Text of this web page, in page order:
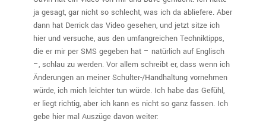
ja gesagt, gar nicht so schlecht, was ich da abliefere. Aber
dann hat Derrick das Video gesehen, und jetzt sitze ich
hier und versuche, aus den umfangreichen Techniktipps,
die er mir per SMS gegeben hat – natürlich auf Englisch
–, schlau zu werden. Vor allem schreibt er, dass wenn ich
Änderungen an meiner Schulter-/Handhaltung vornehmen
würde, ich mich leichter tun würde. Ich habe das Gefühl,
er liegt richtig, aber ich kann es nicht so ganz fassen. Ich
gebe hier mal Auszüge davon weiter: